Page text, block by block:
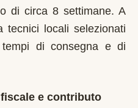
di circa 8 settimane. A
tecnici locali selezionati
di consegna e di
e contributo